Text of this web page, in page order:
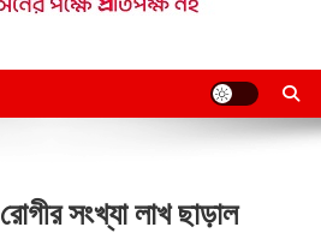
সংখ্যা লাখ ছাড়াল